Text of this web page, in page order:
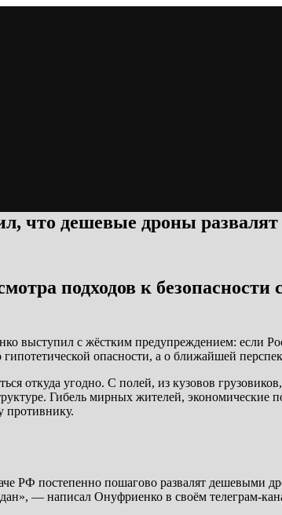
что дешевые дроны
подходов к безопасности
выступил с жёстким предупреждением: если
опасности, а о ближайшей
откуда угодно. С полей, из кузовов
Гибель мирных жителей, экономические
противнику.
РФ постепенно пошагово развалят дешевыми
— написал Онуфриенко в своём телеграм-